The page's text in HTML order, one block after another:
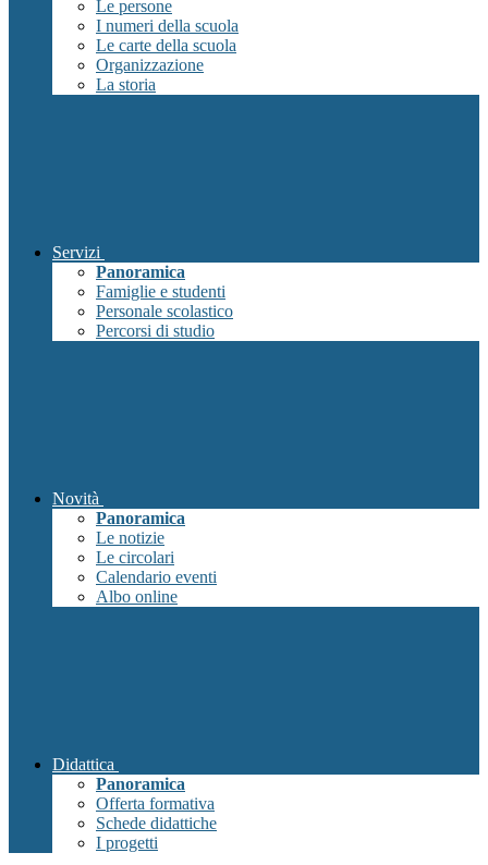
Le persone
I numeri della scuola
Le carte della scuola
Organizzazione
La storia
Servizi
Panoramica
Famiglie e studenti
Personale scolastico
Percorsi di studio
Novità
Panoramica
Le notizie
Le circolari
Calendario eventi
Albo online
Didattica
Panoramica
Offerta formativa
Schede didattiche
I progetti